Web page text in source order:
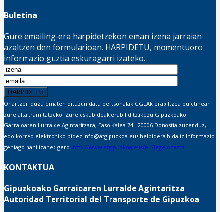
Buletina
Gure emailing-era harpidetzekon eman izena jarraian
azaltzen den formularioan. HARPIDETU, momentuoro
informazio guztia eskuragarri izateko.
Onartzen duzu ematen dituzun datu pertsonalak GGLAk erabiltzea buletinean
zure alta tramitatzeko. Zure eskubideak erabil ditzakezu Gipuzkoako
Garraioaren Lurralde Agintaritzara, Easo Kalea 74 - 20006 Donostia zuzenduz,
edo korreo elektroniko bidez info@atgipuzkoa.eus helbidera bidaliz Informazio
gehiago nahi izanez gero. http://www.atgipuzkoa.eus/eu/lege-oharra
KONTAKTUA
Gipuzkoako Garraioaren Lurralde Agintaritza
Autoridad Territorial del Transporte de Gipuzkoa